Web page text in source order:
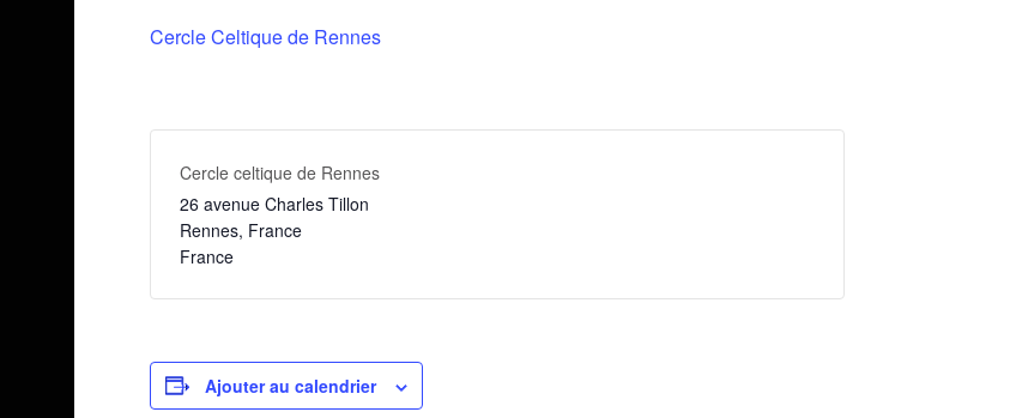
Cercle Celtique de Rennes
Cercle celtique de Rennes
26 avenue Charles Tillon
Rennes, France
France
Ajouter au calendrier